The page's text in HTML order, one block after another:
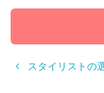
スタイリストの